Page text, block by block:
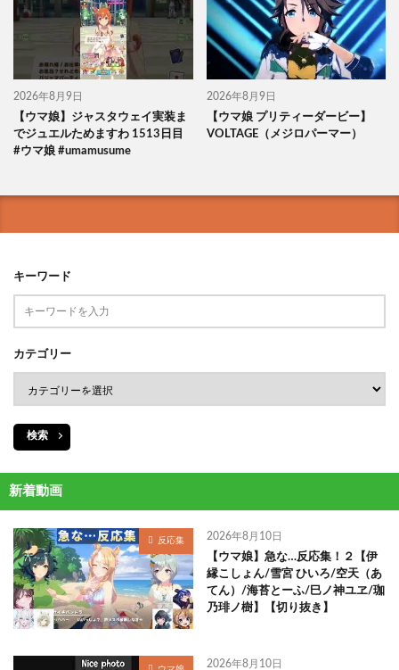
2026年8月9日
【ウマ娘】ジャスタウェイ実装ま
でジュエルためますわ 1513日目
#ウマ娘 #umamusume
2026年8月9日
【ウマ娘 プリティーダービー】
VOLTAGE（メジロパーマー）
キーワード
カテゴリー
検索
新着動画
反応集 2026年8月10日
【ウマ娘】急な…反応集！２【伊
縁こしょん/雪宮 ひいろ/空天（あ
てん）/海苔とーふ/巳ノ神ユヱ/珈
乃琲ノ樹】【切り抜き】
2026年8月10日